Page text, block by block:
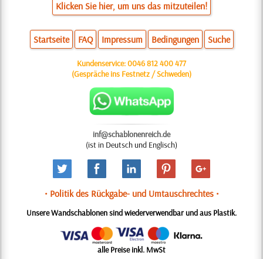
Klicken Sie hier, um uns das mitzuteilen!
Startseite FAQ Impressum Bedingungen Suche
Kundenservice:0046 812 400 477
(Gespräche ins Festnetz / Schweden)
inf@schablonenreich.de
(ist in Deutsch und Englisch)
• Politik des Rückgabe- und Umtauschrechtes •
Unsere Wandschablonen sind wiederverwendbar und aus Plastik.
alle Preise inkl. MwSt